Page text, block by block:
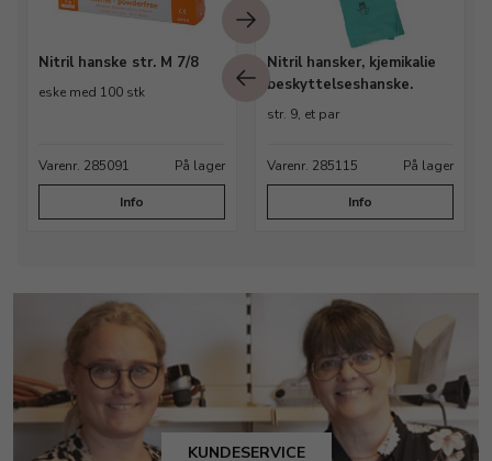
Nitril hanske str. M 7/8
eske med 100 stk
Varenr. 285091 På lager
Info
Nitril hansker, kjemikalie
beskyttelseshanske.
str. 9, et par
Varenr. 285115 På lager
Info
KUNDESERVICE